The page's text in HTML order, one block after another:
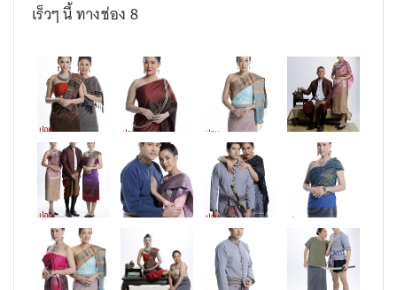
เร็วๆ นี้ ทางช่อง 8